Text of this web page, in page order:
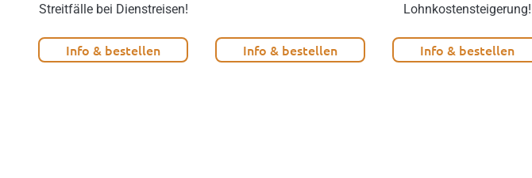
Streitfälle bei Dienstreisen!
Info & bestellen Info & bestellen
Lohnkostensteigerung!
Info & bestellen